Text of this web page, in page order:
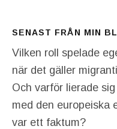
SENAST FRÅN MIN
Vilken roll spelade
när det gäller
Och varför lierade
med den europeiska
var ett faktum?